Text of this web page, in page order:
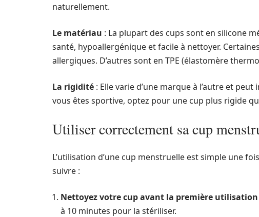
naturellement.
Le matériau : La plupart des cups sont en silicone
santé, hypoallergénique et facile à nettoyer.
allergiques. D’autres sont en TPE (élastomère
La rigidité : Elle varie d’une marque à l’autre et
vous êtes sportive, optez pour une cup plus rigide
Utiliser correctement sa cup
L’utilisation d’une cup menstruelle est simple une
suivre :
Nettoyez votre cup avant la première utilisation
à 10 minutes pour la stériliser.